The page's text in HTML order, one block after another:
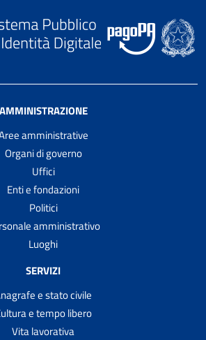
AMMINISTRAZIONE
amministrative
Organi di governo
Uffici
Enti e fondazioni
Politici
amministrativo
Luoghi
SERVIZI
e stato civile
e tempo libero
Vita lavorativa